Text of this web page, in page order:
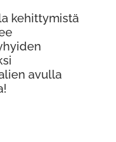
kehittymistä
avulla